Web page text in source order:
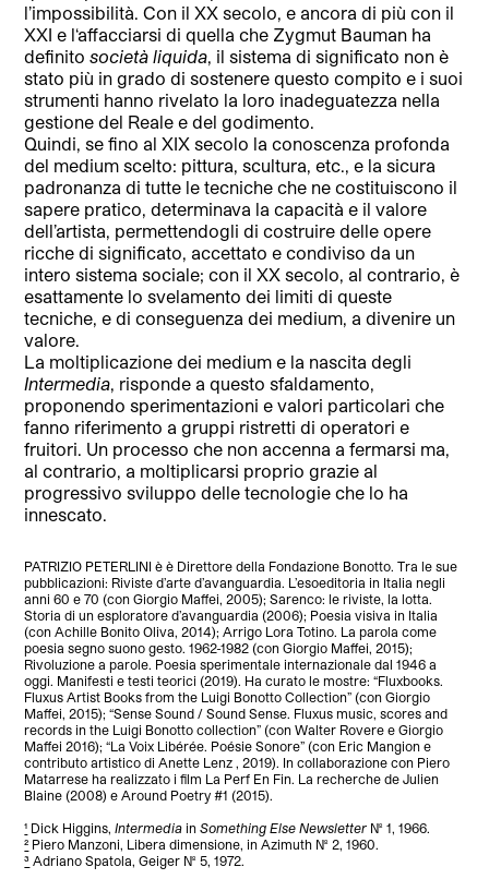
l’impossibilità. Con il XX secolo, e ancora di più con il
XXI e l‘affacciarsi di quella che Zygmut Bauman ha
definitosocietà liquida, il sistema di significato non è
stato più in grado di sostenere questo compito e i suoi
strumenti hanno rivelato la loro inadeguatezza nella
gestione del Reale e del godimento.
Quindi, se fino al XIX secolo la conoscenza profonda
del medium scelto: pittura, scultura, etc., e la sicura
padronanza di tutte le tecniche che ne costituiscono il
sapere pratico, determinava la capacità e il valore
dell’artista, permettendogli di costruire delle opere
ricche di significato, accettato e condiviso da un
intero sistema sociale; con il XX secolo, al contrario, è
esattamente lo svelamento dei limiti di queste
tecniche, e di conseguenza dei medium, a divenire un
valore.
La moltiplicazione dei medium e la nascita degli
Intermedia, risponde a questo sfaldamento,
proponendo sperimentazioni e valori particolari che
fanno riferimento a gruppi ristretti di operatori e
fruitori. Un processo che non accenna a fermarsi ma,
al contrario, a moltiplicarsi proprio grazie al
progressivo sviluppo delle tecnologie che lo ha
innescato.
PATRIZIO PETERLINI è è Direttore della Fondazione Bonotto. Tra le sue
pubblicazioni: Riviste d’arte d’avanguardia. L’esoeditoria in Italia negli
anni 60 e 70 (con Giorgio Maffei, 2005); Sarenco: le riviste, la lotta.
Storia di un esploratore d’avanguardia (2006); Poesia visiva in Italia
(con Achille Bonito Oliva, 2014); Arrigo Lora Totino. La parola come
poesia segno suono gesto. 1962-1982 (con Giorgio Maffei, 2015);
Rivoluzione a parole. Poesia sperimentale internazionale dal 1946 a
oggi. Manifesti e testi teorici (2019). Ha curato le mostre: “Fluxbooks.
Fluxus Artist Books from the Luigi Bonotto Collection” (con Giorgio
Maffei, 2015); “Sense Sound / Sound Sense. Fluxus music, scores and
records in the Luigi Bonotto collection” (con Walter Rovere e Giorgio
Maffei 2016); “La Voix Libérée. Poésie Sonore” (con Eric Mangion e
contributo artistico di Anette Lenz , 2019). In collaborazione con Piero
Matarrese ha realizzato i film La Perf En Fin. La recherche de Julien
Blaine (2008) e Around Poetry #1 (2015).
¹ Dick Higgins,Intermedia inSomething Else Newsletter No. 1, 1966.
² Piero Manzoni, Libera dimensione, in Azimuth No. 2, 1960.
³ Adriano Spatola, Geiger No. 5, 1972.